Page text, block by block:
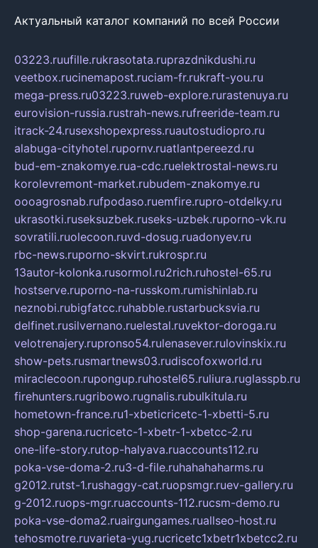
Актуальный каталог компаний по всей России
03223.ruufille.rukrasotata.ruprazdnikdushi.ru
veetbox.rucinemapost.ruciam-fr.rukraft-you.ru
mega-press.ru03223.ruweb-explore.rurastenuya.ru
eurovision-russia.rustrah-news.rufreeride-team.ru
itrack-24.rusexshopexpress.ruautostudiopro.ru
alabuga-cityhotel.rupornv.ruatlantpereezd.ru
bud-em-znakomye.rua-cdc.ruelektrostal-news.ru
korolevremont-market.rubudem-znakomye.ru
oooagrosnab.rufpodaso.ruemfire.rupro-otdelky.ru
ukrasotki.ruseksuzbek.ruseks-uzbek.ruporno-vk.ru
sovratili.ruolecoon.ruvd-dosug.ruadonyev.ru
rbc-news.ruporno-skvirt.rukrospr.ru
13autor-kolonka.rusormol.ru2rich.ruhostel-65.ru
hostserve.ruporno-na-russkom.rumishinlab.ru
neznobi.rubigfatcc.ruhabble.rustarbucksvia.ru
delfinet.rusilvernano.ruelestal.ruvektor-doroga.ru
velotrenajery.rupronso54.rulenasever.rulovinskix.ru
show-pets.rusmartnews03.rudiscofoxworld.ru
miraclecoon.rupongup.ruhostel65.ruliura.ruglasspb.ru
firehunters.rugribowo.rugnalis.rubulkitula.ru
hometown-france.ru1-xbeticricetc-1-xbetti-5.ru
shop-garena.rucricetc-1-xbetr-1-xbetcc-2.ru
one-life-story.rutop-halyava.ruaccounts112.ru
poka-vse-doma-2.ru3-d-file.ruhahahaharms.ru
g2012.rutst-1.rushaggy-cat.ruopsmgr.ruev-gallery.ru
g-2012.ruops-mgr.ruaccounts-112.rucsm-demo.ru
poka-vse-doma2.ruairgungames.ruallseo-host.ru
tehosmotre.ruvarieta-yug.rucricetc1xbetr1xbetcc2.ru